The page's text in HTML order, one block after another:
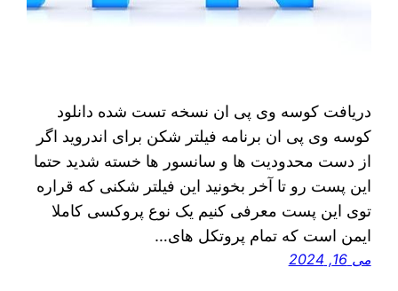
دریافت کوسه وی پی ان نسخه تست شده دانلود
کوسه وی پی ان برنامه فیلتر شکن برای اندروید اگر
از دست محدودیت ها و سانسور ها خسته شدید حتما
این پست رو تا آخر بخونید این فیلتر شکنی که قراره
توی اين پست معرفی کنیم یک نوع پروکسی کاملا
ایمن است که تمام پروتکل های…
می 16, 2024